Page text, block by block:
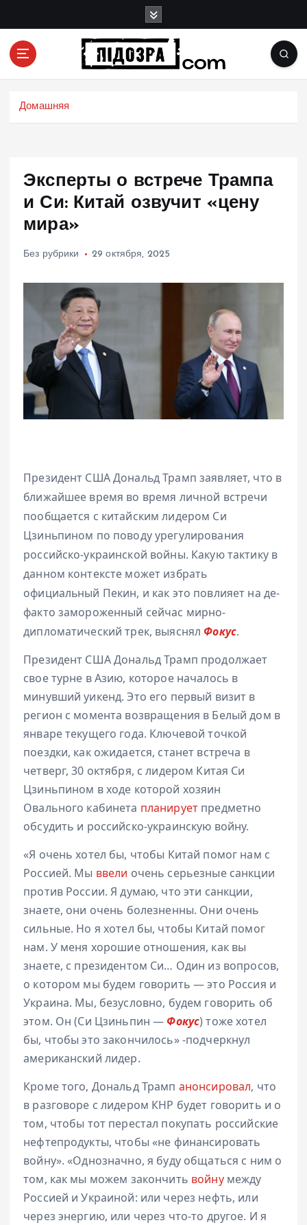
Подозрения и факты преступных действий в
Домашняя
Эксперты о встрече Трампа
и Си: Китай озвучит «цену
мира»
Без рубрики 29 октября, 2025
Президент США Дональд Трамп заявляет, что в
ближайшее время во время личной встречи
пообщается с китайским лидером Си
Цзиньпином по поводу урегулирования
российско-украинской войны. Какую тактику в
данном контексте может избрать
официальный Пекин, и как это повлияет на де-
факто замороженный сейчас мирно-
дипломатический трек, выяснял Фокус.
Президент США Дональд Трамп продолжает
свое турне в Азию, которое началось в
минувший уикенд. Это его первый визит в
регион с момента возвращения в Белый дом в
январе текущего года. Ключевой точкой
поездки, как ожидается, станет встреча в
четверг, 30 октября, с лидером Китая Си
Цзиньпином в ходе которой хозяин
Овального кабинета планирует предметно
обсудить и российско-украинскую войну.
«Я очень хотел бы, чтобы Китай помог нам с
Россией. Мы ввели очень серьезные санкции
против России. Я думаю, что эти санкции,
знаете, они очень болезненны. Они очень
сильные. Но я хотел бы, чтобы Китай помог
нам. У меня хорошие отношения, как вы
знаете, с президентом Си… Один из вопросов,
о котором мы будем говорить — это Россия и
Украина. Мы, безусловно, будем говорить об
этом. Он (Си Цзиньпин — Фокус) тоже хотел
бы, чтобы это закончилось» -подчеркнул
американский лидер.
Кроме того, Дональд Трамп анонсировал, что
в разговоре с лидером КНР будет говорить и о
том, чтобы тот перестал покупать российские
нефтепродукты, чтобы «не финансировать
войну». «Однозначно, я буду общаться с ним о
том, как мы можем закончить войнумежду
Россией и Украиной: или через нефть, или
через энергию, или через что-то другое. И я